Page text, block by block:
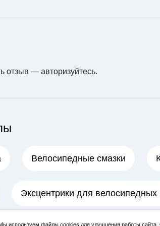
отзыв — авторизуйтесь.
Велосипедные смазки
Эксцентрики для велосипедных
используем файлы cookies для улучшения работы